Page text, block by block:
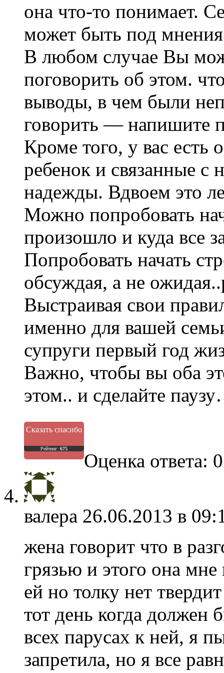
она что-то понимает.
может быть под
В любом случае Вы
поговорить об этом.
выводы, в чем были
говорить — напишите
Кроме того, у вас есть
ребенок и связанные с
надежды. Вдвоем это
Можно попробовать
произошло и куда все
Попробовать начать
обсуждая, а не
Выстраивая свои
именно для вашей
супруги первый год
Важно, чтобы вы оба
этом.. и сделайте
Сказать спасибо
Рейтинг: 675
Оценка ответа:
валера 26.06.2013 в
жена говорит что в
грязью и этого она
ей но толку нет
тот день когда должен
всех парусах к ней, я
запретила, но я все